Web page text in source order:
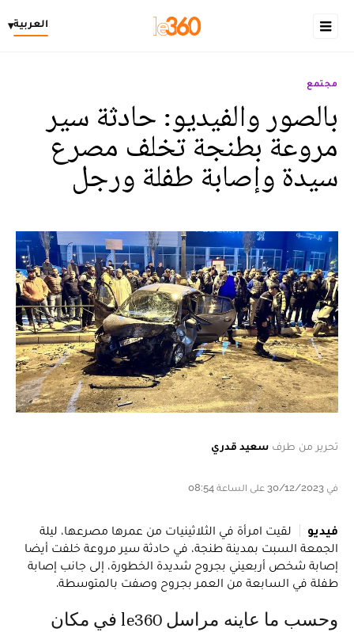
العربية▾
مجتمع
بالصور والفيديو: حادثة سير
مروعة بطنجة تخلف مصرع
سيدة وإصابة طفلة ورجل
تحرير من طرف سعيد قدري
في 30/12/2023 على الساعة 08:54
فيديو
لقيت امرأة في الثلاثينيات من عمرها مصرعها، ليلة
الجمعة السبت بمدينة طنجة، في حادثة سير مروعة خلفت أيضا
إصابة شخص أربعيني بجروح شديدة الخطورة، إلى جانب إصابة
طفلة في السابعة من العمر بجروح وصفت بالمتوسطة.
وحسب ما عاينه مراسل le360 في مكان